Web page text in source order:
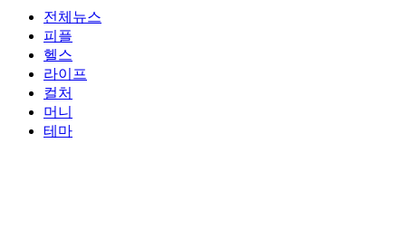
전체뉴스
피플
헬스
라이프
컬처
머니
테마